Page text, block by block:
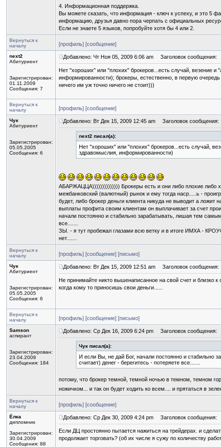
4. Информационная поддержка.
Вы можете сказать, что информация - ключ к успеху, и это 5
информацию, друзья давно пора черпать с официальных
Если не знаете 5 языков, попробуйте хотя бы 4 или 2.
Вернуться к
началу
[профиль] [сообщение]
next2
Абитуриент
Зарегистрирован:
01.11.2009
Сообщения: 7
Добавлено: Чт Ноя 05, 2009 6:06 am Заголовок сообщения:
Нет "хороших" или "плохих" брокеров...есть случай, везение и
информированности); брокеры, естественно, в первую
ничего им уж точно ничего не стоит)))
Вернуться к
началу
[профиль] [сообщение]
Чук
Абитуриент
Зарегистрирован:
05.05.2005
Сообщения: 6
Добавлено: Вт Дек 15, 2009 12:45 am Заголовок сообщения:
next2 писал(а):
Нет "хороших" или "плохих" брокеров...есть случай,
здравомыслия, информированности)
АБАРЖАЦЦА)))))))))))))) Брокеры есть и они либо плохие либо
межбанковский (валютный) рынок и ему тогда наср.....ь -
будет, либо брокер деньги клиента никуда не выводит а
выплаты профита своим клиентам он выплачивает за счет
начали постоянно и стабильно зарабатывать, лишая тем
все.......
ЗЫ. - я тут пробежал глазами всю ветку и в итоге ИМХА -
нет.......
Вернуться к
началу
[профиль] [сообщение] [письмо]
Чук
Абитуриент
Зарегистрирован:
05.05.2005
Сообщения: 6
Добавлено: Вт Дек 15, 2009 12:51 am Заголовок сообщения:
Не принимайте никто вышенаписанное на свой счет и близко
когда кому то приносишь свои деньги......
Вернуться к
началу
[профиль] [сообщение] [письмо]
Samson
аспирант
Зарегистрирован:
23.04.2009
Сообщения: 184
Добавлено: Ср Дек 16, 2009 6:24 pm Заголовок сообщения:
Чук писал(а):
И если Вы, не дай Бог, начали постоянно и стабильно
считает) денег - берегитесь - потеряете все.......
потому, что брокер темной, темной ночью в темном, темном
ножичком... и так он будет ходить ко всем.... и прятаться в
Вернуться к
началу
[профиль] [сообщение]
Ёлка
дипломник
Зарегистрирован:
30.04.2009
Сообщения: 88
Добавлено: Ср Дек 30, 2009 4:24 pm Заголовок сообщения:
Если ДЦ простоянно пытается нажиться на трейдерах. и
продолжает торговать? (об их числе я сужу по количеству